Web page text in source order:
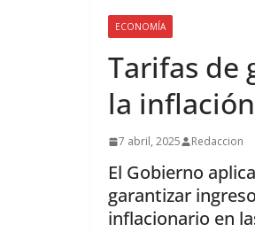
ECONOMÍA
Tarifas de
la
7 abril, 2025 Redaccion
El Gobierno
garantizar
inflacionario en